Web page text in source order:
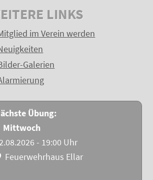
LINKS
im Verein werden
Galerien
Übung:
Mittwoch
- 19:00 Uhr
Feuerwehrhaus Ellar